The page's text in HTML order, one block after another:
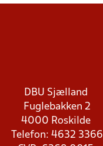
DBU Sjælland
Fuglebakken 2
4000 Roskilde
Telefon: 4632 3366